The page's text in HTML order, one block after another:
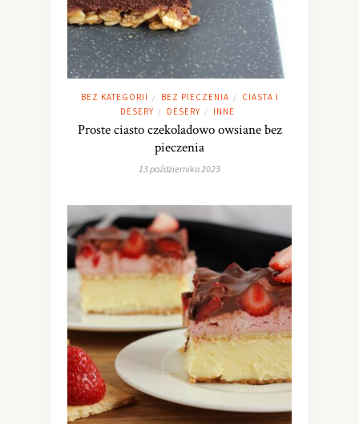
BEZ KATEGORII / BEZ PIECZENIA /
CIASTA I
DESERY / DESERY / INNE
Proste ciasto czekoladowo owsiane bez
pieczenia
13 października 2023